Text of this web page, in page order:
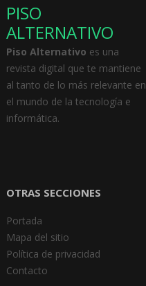
PISO
ALTERNATIVO
Piso Alternativo es una
revista digital que te mantiene
al tanto de lo más relevante en
el mundo de la tecnología e
informática.
OTRAS SECCIONES
Portada
Mapa del sitio
Política de privacidad
Contacto